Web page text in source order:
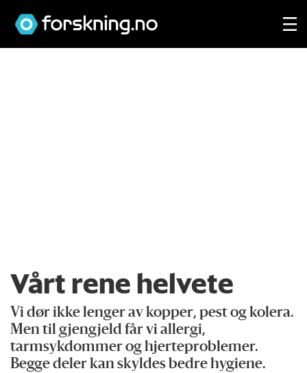
Vårt rene helvete
Vi dør ikke lenger av kopper, pest og kolera.
Men til gjengjeld får vi allergi,
tarmsykdommer og hjerteproblemer.
Begge deler kan skyldes bedre hygiene.